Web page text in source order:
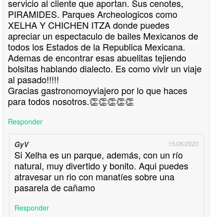
servicio al cliente que aportan. Sus cenotes,
PIRAMIDES. Parques Archeologicos como
XELHA Y CHICHEN ITZA donde puedes
apreciar un espectaculo de bailes Mexicanos de
todos los Estados de la Republica Mexicana.
Ademas de encontrar esas abuelitas tejiendo
bolsitas hablando dialecto. Es como vivir un viaje
al pasado!!!!!
Gracias gastronomoyviajero por lo que haces
para todos nosotros.👏👏👏👏👏
Responder
GyV 15/06/2020
Si Xelha es un parque, además, con un río
natural, muy divertido y bonito. Aqui puedes
atravesar un rio con manatíes sobre una
pasarela de cañamo
Responder